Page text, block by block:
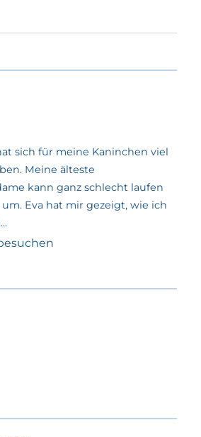
sich für meine Kaninchen viel
Meine älteste
kann ganz schlecht laufen
Eva hat mir gezeigt, wie ich